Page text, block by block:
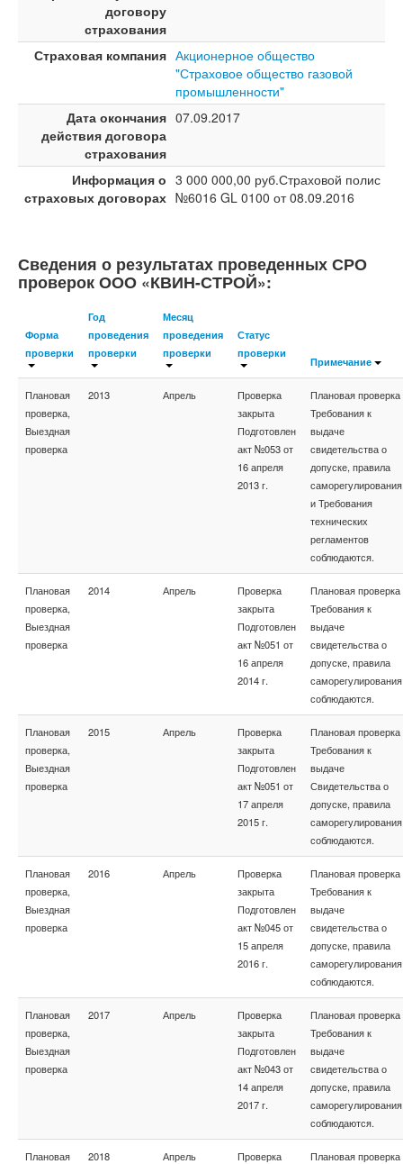
договору
страхования
Страховая компания Акционерное общество
"Страховое общество газовой
промышленности"
Дата окончания
действия договора
страхования
07.09.2017
Информация о
страховых договорах
3 000 000,00 руб.Страховой полис
№6016 GL 0100 от 08.09.2016
Сведения о результатах проведенных СРО
проверок ООО «КВИН-СТРОЙ»:
Форма
проверки
Год
проведения
проверки
Месяц
проведения
проверки
Статус
проверки
Примечание
Плановая
проверка,
Выездная
проверка
2013 Апрель
Проверка
закрыта
Подготовлен
акт №053 от
16 апреля
2013 г.
Плановая проверка
Требования к
выдаче
свидетельства о
допуске, правила
саморегулирования
и Требования
технических
регламентов
соблюдаются.
Плановая
проверка,
Выездная
проверка
2014 Апрель
Проверка
закрыта
Подготовлен
акт №051 от
16 апреля
2014 г.
Плановая проверка
Требования к
выдаче
свидетельства о
допуске, правила
саморегулирования
соблюдаются.
Плановая
проверка,
Выездная
проверка
2015 Апрель
Проверка
закрыта
Подготовлен
акт №051 от
17 апреля
2015 г.
Плановая проверка
Требования к
выдаче
Свидетельства о
допуске, правила
саморегулирования
соблюдаются.
Плановая
проверка,
Выездная
проверка
2016 Апрель
Проверка
закрыта
Подготовлен
акт №045 от
15 апреля
2016 г.
Плановая проверка
Требования к
выдаче
свидетельства о
допуске, правила
саморегулирования
соблюдаются.
Плановая
проверка,
Выездная
проверка
2017 Апрель
Проверка
закрыта
Подготовлен
акт №043 от
14 апреля
2017 г.
Плановая проверка
Требования к
выдаче
свидетельства о
допуске, правила
саморегулирования
соблюдаются.
Плановая
2018 Апрель
Проверка
Плановая проверка